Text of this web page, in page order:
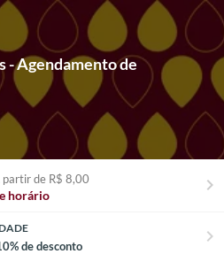
- Agendamento de
partir de R$ 8,00
horário keyboard_arrow_right
de desconto chevron_right